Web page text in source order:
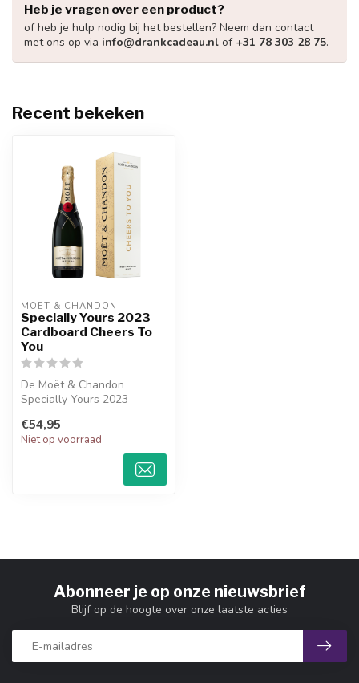
Heb je vragen over een product?
of heb je hulp nodig bij het bestellen? Neem dan contact
met ons op via info@drankcadeau.nl of +31 78 303 28 75.
Recent bekeken
MOËT & CHANDON
Specially Yours 2023
Cardboard Cheers To
You
De Moët & Chandon
Specially Yours 2023
een uniek en e...
€54,95
Niet op voorraad
Abonneer je op onze nieuwsbrief
Blijf op de hoogte over onze laatste acties